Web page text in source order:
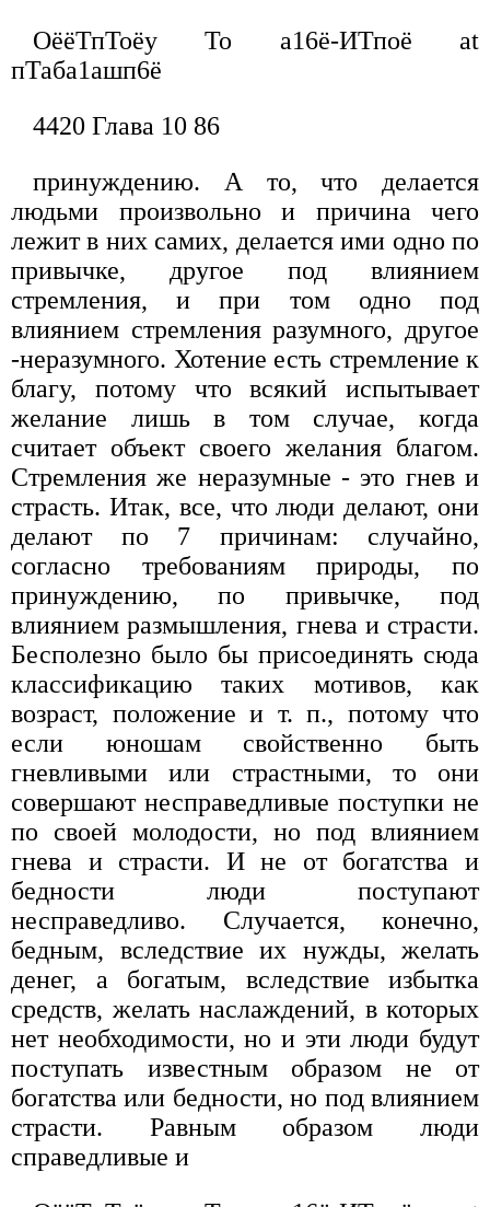
ОёёТпТоёу То а16ё-ИТпоё at
пТаба1ашп6ё
4420 Глава 10 86
принуждению. А то, что делается
людьми произвольно и причина чего
лежит в них самих, делается ими одно по
привычке, другое под влиянием
стремления, и при том одно под
влиянием стремления разумного, другое
-неразумного. Хотение есть стремление к
благу, потому что всякий испытывает
желание лишь в том случае, когда
считает объект своего желания благом.
Стремления же неразумные - это гнев и
страсть. Итак, все, что люди делают, они
делают по 7 причинам: случайно,
согласно требованиям природы, по
принуждению, по привычке, под
влиянием размышления, гнева и страсти.
Бесполезно было бы присоединять сюда
классификацию таких мотивов, как
возраст, положение и т. п., потому что
если юношам свойственно быть
гневливыми или страстными, то они
совершают несправедливые поступки не
по своей молодости, но под влиянием
гнева и страсти. И не от богатства и
бедности люди поступают
несправедливо. Случается, конечно,
бедным, вследствие их нужды, желать
денег, а богатым, вследствие избытка
средств, желать наслаждений, в которых
нет необходимости, но и эти люди будут
поступать известным образом не от
богатства или бедности, но под влиянием
страсти. Равным образом люди
справедливые и